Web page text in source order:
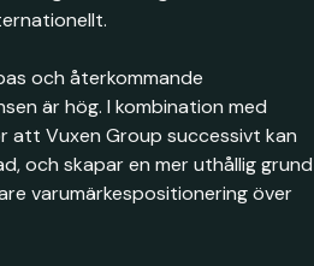
och återkommande
är hög. I kombination med
att Vuxen Group successivt kan
och skapar en mer uthållig grund
varumärkespositionering över